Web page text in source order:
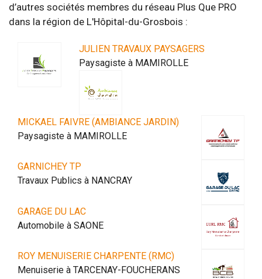
d’autres sociétés membres du réseau Plus Que PRO
dans la région de L'Hôpital-du-Grosbois :
JULIEN TRAVAUX PAYSAGERS
Paysagiste à MAMIROLLE
MICKAEL FAIVRE (AMBIANCE JARDIN)
Paysagiste à MAMIROLLE
GARNICHEY TP
Travaux Publics à NANCRAY
GARAGE DU LAC
Automobile à SAONE
ROY MENUISERIE CHARPENTE (RMC)
Menuiserie à TARCENAY-FOUCHERANS